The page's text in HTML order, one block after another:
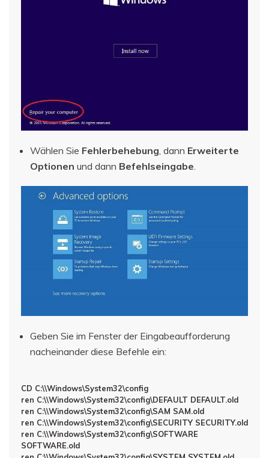
Wählen Sie Fehlerbehebung, dann Erweiterte
Optionen und dann Befehlseingabe.
Geben Sie im Fenster der Eingabeaufforderung
nacheinander diese Befehle ein:
CD C:\\Windows\System32\config
ren C:\\Windows\System32\config\DEFAULT DEFAULT.old
ren C:\\Windows\System32\config\SAM SAM.old
ren C:\\Windows\System32\config\SECURITY SECURITY.old
ren C:\\Windows\System32\config\SOFTWARE
SOFTWARE.old